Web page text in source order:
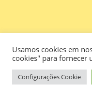
Usamos cookies em
cookies" para fornecer
Configurações Cookie